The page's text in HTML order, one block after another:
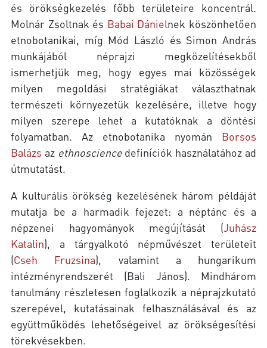
és örökségkezelés főbb területeire koncentrál.
Molnár Zsoltnak és Babai Dánielnek köszönhetően
etnobotanikai, míg Mód László és Simon András
munkájából néprajzi megközelítésekből
ismerhetjük meg, hogy egyes mai közösségek
milyen megoldási stratégiákat választhatnak
természeti környezetük kezelésére, illetve hogy
milyen szerepe lehet a kutatóknak a döntési
folyamatban. Az etnobotanika nyomán Borsos
Balázs az ethnosciencedefiníciók használatához ad
útmutatást.
A kulturális örökség kezelésének három példáját
mutatja be a harmadik fejezet: a néptánc és a
népzenei hagyományok megújítását (Juhász
Katalin), a tárgyalkotó népművészet területeit
(Cseh Fruzsina), valamint a hungarikum
intézményrendszerét (Bali János). Mindhárom
tanulmány részletesen foglalkozik a néprajzkutató
szerepével, kutatásainak felhasználásával és az
együttműködés lehetőségeivel az örökségesítési
törekvésekben.